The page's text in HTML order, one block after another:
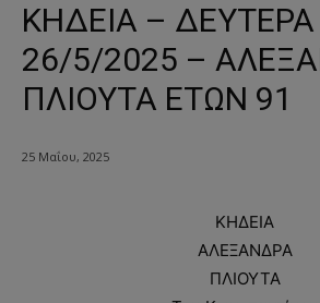
ΚΗΔΕΙΑ – ΔΕΥΤΕΡΑ
26/5/2025 –
ΠΛΙΟΥΤΑ ΕΤΩΝ 91
25 Μαΐου, 2025
ΚΗΔΕΙΑ
ΑΛΕΞΑΝΔΡΑ
ΠΛΙΟΥΤΑ